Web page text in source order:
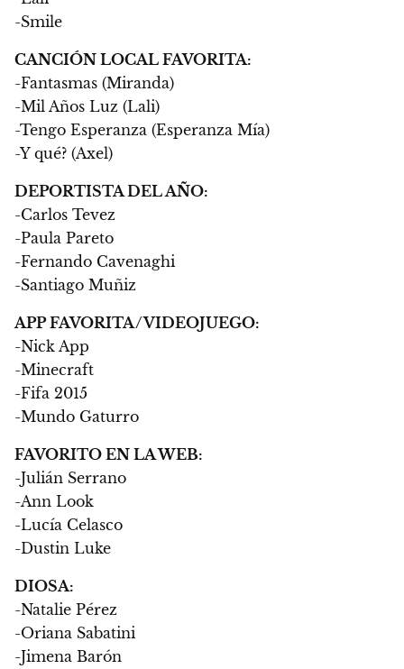
-Smile
CANCIÓN LOCAL FAVORITA:
-Fantasmas (Miranda)
-Mil Años Luz (Lali)
-Tengo Esperanza (Esperanza Mía)
-Y qué? (Axel)
DEPORTISTA DEL AÑO:
-Carlos Tevez
-Paula Pareto
-Fernando Cavenaghi
-Santiago Muñiz
APP FAVORITA/VIDEOJUEGO:
-Nick App
-Minecraft
-Fifa 2015
-Mundo Gaturro
FAVORITO EN LA WEB:
-Julián Serrano
-Ann Look
-Lucía Celasco
-Dustin Luke
DIOSA:
-Natalie Pérez
-Oriana Sabatini
-Jimena Barón